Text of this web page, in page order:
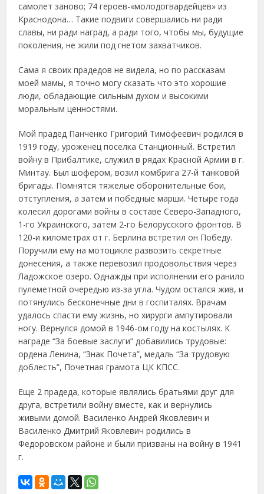
самолет заново; 74 героев-«молодогвардейцев» из
Краснодона… Такие подвиги совершались ни ради
славы, ни ради наград, а ради того, чтобы мы, будущие
поколения, не жили под гнетом захватчиков.
Сама я своих прадедов не видела, но по рассказам
моей мамы, я точно могу сказать что это хорошие
люди, обладающие сильным духом и высокими
моральным ценностями.
Мой прадед Панченко Григорий Тимофеевич родился в
1919 году, уроженец поселка Станционный. Встретил
войну в Прибалтике, служил в рядах Красной Армии в г.
Минтау. Был шофером, возил комбрига 27-й танковой
бригады. Помнятся тяжелые оборонительные бои,
отступления, а затем и победные марши. Четыре года
колесил дорогами войны в составе Северо-Западного,
1-го Украинского, затем 2-го Белорусского фронтов. В
120-и километрах от г. Берлина встретил он Победу.
Поручили ему на мотоцикле развозить секретные
донесения, а также перевозил продовольствия через
Ладожское озеро. Однажды при исполнении его ранило
пулеметной очередью из-за угла. Чудом остался жив, и
потянулись бесконечные дни в госпиталях. Врачам
удалось спасти ему жизнь, но хирурги ампутировали
ногу. Вернулся домой в 1946-ом году на костылях. К
награде “За боевые заслуги” добавились трудовые:
ордена Ленина, “Знак Почета”, медаль “За трудовую
доблесть”, Почетная грамота ЦК КПСС.
Еще 2 прадеда, которые являлись братьями друг для
друга, встретили войну вместе, как и вернулись
живыми домой. Василенко Андрей Яковлевич и
Василенко Дмитрий Яковлевич родились в
Федоровском районе и были призваны на войну в 1941
г.